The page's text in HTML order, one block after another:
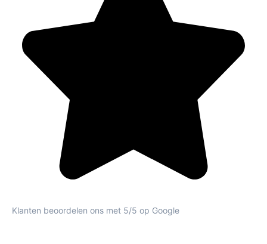
Klanten beoordelen ons met 5/5 op Google